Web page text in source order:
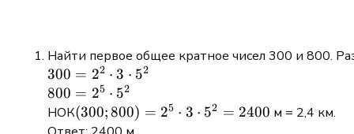
Найти первое общее кратное чисел 300 и 800.
300
=
2^2
\cdot
300 = 22 ⋅ 3 ⋅ 52
800
=
2^5
800 = 25 ⋅ 52
НОК(300;800)
= 2^5
(300;800) = 25 ⋅ 3 ⋅ 52 = 2400 м = 2,4 км.